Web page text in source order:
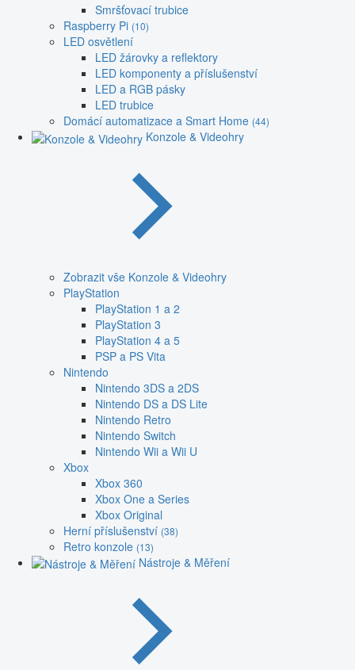
Smršťovací trubice
Raspberry Pi (10)
LED osvětlení
LED žárovky a reflektory
LED komponenty a příslušenství
LED a RGB pásky
LED trubice
Domácí automatizace a Smart Home (44)
Konzole & Videohry
Zobrazit vše Konzole & Videohry
PlayStation
PlayStation 1 a 2
PlayStation 3
PlayStation 4 a 5
PSP a PS Vita
Nintendo
Nintendo 3DS a 2DS
Nintendo DS a DS Lite
Nintendo Retro
Nintendo Switch
Nintendo Wii a Wii U
Xbox
Xbox 360
Xbox One a Series
Xbox Original
Herní příslušenství (38)
Retro konzole (13)
Nástroje & Měření